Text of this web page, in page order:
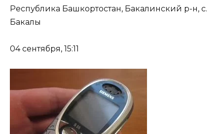
Республика Башкортостан, Бакалинский р-н, с.
Бакалы
04 сентября, 15:11